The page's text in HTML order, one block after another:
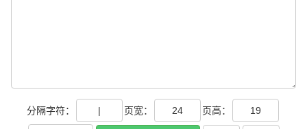
分隔字符： 页宽： 页高：